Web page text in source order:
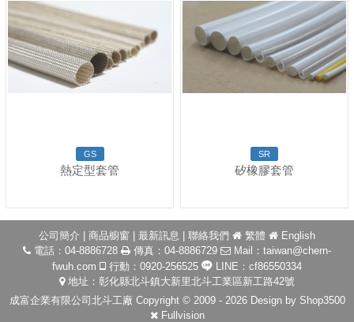
GS
熱定型套管
SR
矽橡膠套管
公司簡介 商品櫥窗 最新訊息 聯絡我們 繁體
English
電話：04-8886728
傳真：04-8886729 Mail： taiwan@chern-
fwuh.com
行動：0920-256525
LINE：cf86550334
地址：彰化縣北斗鎮大新里北斗工業區新工路42號
成富企業有限公司北斗工廠 Copyright © 2009 - 2026 Design by Shop3500
Fullvision